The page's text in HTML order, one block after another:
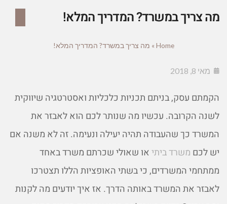
מה צריך במשרד? המדריך המלא!
Home
» מה צריך במשרד? המדריך המלא!
מאי 8, 2018
הקמתם עסק, בניתם תכניות כלכליות ואסטרטגיה שיווקית
לשנה הקרובה. עכשיו מה שנותר לכם הוא לאבזר את
המשרד כך שהעבודה תהיה יעילה ונעימה. זה לא משנה אם
יש לכם משרד ביתיאו שאולי שכרתם משרד באחד
ממתחמי המשרדים, כי בשתי האופציות הללו תצטרכו
לאבזר את המשרד באותה הדרך. אז איך יודעים מה לקנות